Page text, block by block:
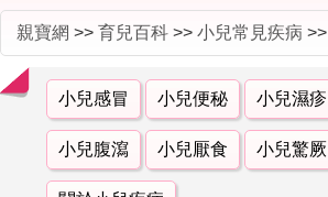
親寶網 >> 育兒百科 >> 小兒常見疾病 >>
小兒感冒 小兒便秘 小兒濕疹
小兒腹瀉 小兒厭食 小兒驚厥